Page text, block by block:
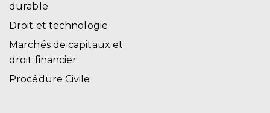
durable
Droit et technologie
Marchés de capitaux et
droit financier
Procédure Civile